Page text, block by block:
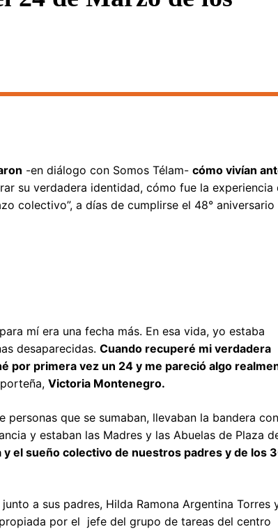
-en diálogo con Somos Télam- cómo vivían
su verdadera identidad, cómo fue la experiencia
colectivo”, a días de cumplirse el 48° aniversario
mí era una fecha más. En esa vida, yo estaba
desaparecidas. Cuando recuperé mi verdadera
por primera vez un 24 y me pareció algo
Victoria Montenegro.
que se sumaban, llevaban la bandera
y estaban las Madres y las Abuelas de Plaza
y el sueño colectivo de nuestros padres y de los
a sus padres, Hilda Ramona Argentina Torres
por el jefe del grupo de tareas del centro